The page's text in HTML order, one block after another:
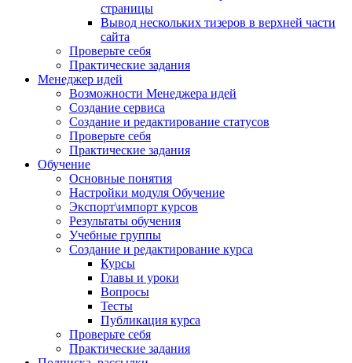
страницы
Вывод нескольких тизеров в верхней части
сайта
Проверьте себя
Практические задания
Менеджер идей
Возможности Менеджера идей
Создание сервиса
Создание и редактирование статусов
Проверьте себя
Практические задания
Обучение
Основные понятия
Настройки модуля Обучение
Экспорт\импорт курсов
Результаты обучения
Учебные группы
Создание и редактирование курса
Курсы
Главы и уроки
Вопросы
Тесты
Публикация курса
Проверьте себя
Практические задания